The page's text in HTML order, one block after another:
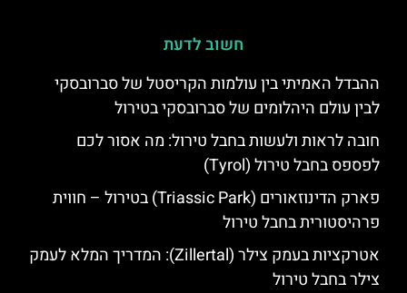
חשוב לדעת
ההבדל האמיתי בין עולמות הקריסטל של סברובסקי
לבין עולם היהלומים של סברובסקי בטירול
חובה לראות ולעשות בחבל טירול: מה אסור לכם
לפספס בחבל טירול (Tyrol)
פארק הדינוזאורים (Triassic Park) בטירול – חווית
פרהיסטורית בחבל טירול
אטרקציות בעמק צילר (Zillertal): המדריך המלא לעמק
צילר בחבל טירול